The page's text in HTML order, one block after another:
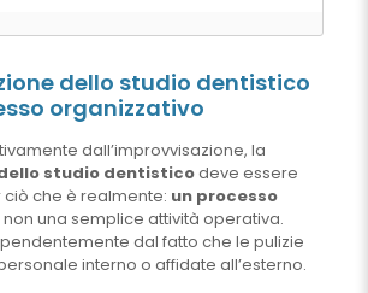
dello studio dentistico
organizzativo
dall’improvvisazione, la
studio dentisticodeve essere
che è realmente: un processo
non una semplice attività operativa.
dal fatto che le pulizie
interno o affidate all’esterno.